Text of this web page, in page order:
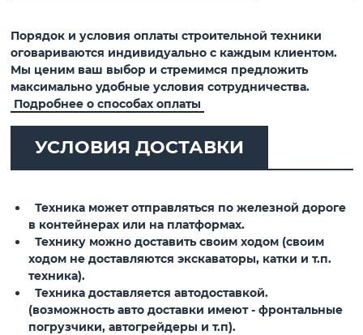
Порядок и условия оплаты строительной техники
оговариваются индивидуально с каждым клиентом.
Мы ценим ваш выбор и стремимся предложить
максимально удобные условия сотрудничества.
Подробнее о способах оплаты
УСЛОВИЯ ДОСТАВКИ
Техника может отправляться по железной дороге
в контейнерах или на платформах.
Технику можно доставить своим ходом (своим
ходом не доставляются экскаваторы, катки и т.п.
техника).
Техника доставляется автодоставкой.
(возможность авто доставки имеют - фронтальные
погрузчики, автогрейдеры и т.п).